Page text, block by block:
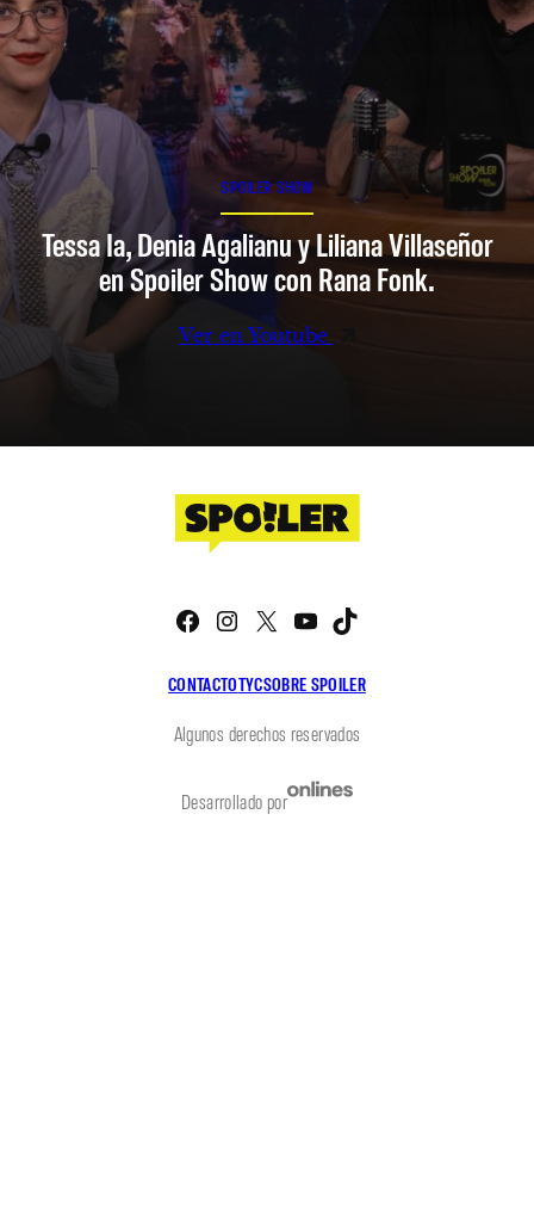
SPOILER SHOW
Tessa Ia, Denia Agalianu y Liliana Villaseñor
en Spoiler Show con Rana Fonk.
Ver en Youtube
CONTACTOTYCSOBRE SPOILER
Facebook
Instagram
X YouTube
Algunos derechos reservados
Desarrollado por